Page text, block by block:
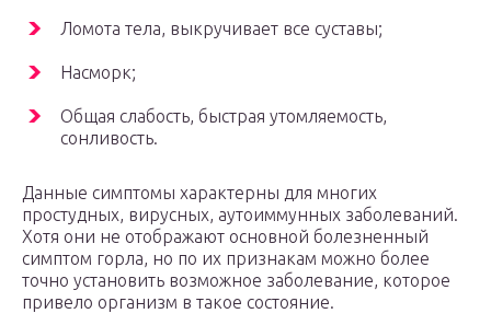
Ломота тела, выкручивает все суставы;
Насморк;
Общая слабость, быстрая утомляемость,
сонливость.
Данные симптомы характерны для многих
простудных, вирусных, аутоиммунных заболеваний.
Хотя они не отображают основной болезненный
симптом горла, но по их признакам можно более
точно установить возможное заболевание, которое
привело организм в такое состояние.